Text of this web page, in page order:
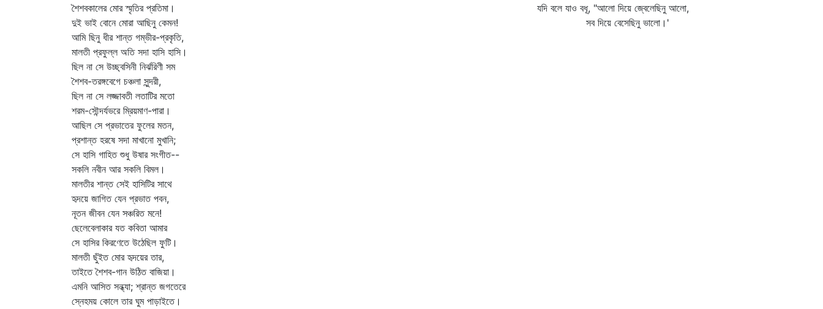
শৈশবকালের মোর স্মৃতির প্রতিমা।
দুই ভাই বোনে মোরা আছিনু কেমন!
আমি ছিনু ধীর শান্ত গম্ভীর-প্রকৃতি,
মালতী প্রফুল্ল অতি সদা হাসি হাসি।
ছিল না সে উচ্ছ্বসিনী নির্ঝরিণী সম
শৈশব-তরঙ্গবেগে চঞ্চলা সুন্দরী,
ছিল না সে লজ্জাবতী লতাটির মতো
শরম-সৌন্দর্যভরে ম্রিয়মাণ-পারা।
আছিল সে প্রভাতের ফুলের মতন,
প্রশান্ত হরষে সদা মাখানো মুখানি;
সে হাসি গাহিত শুধু উষার সংগীত--
সকলি নবীন আর সকলি বিমল।
মালতীর শান্ত সেই হাসিটির সাথে
হৃদয়ে জাগিত যেন প্রভাত পবন,
নূতন জীবন যেন সঞ্চরিত মনে!
ছেলেবেলাকার যত কবিতা আমার
সে হাসির কিরণেতে উঠেছিল ফুটি।
মালতী ছুঁইত মোর হৃদয়ের তার,
তাইতে শৈশব-গান উঠিত বাজিয়া।
এমনি আসিত সন্ধ্যা; শ্রান্ত জগতেরে
স্নেহময় কোলে তার ঘুম পাড়াইতে।
যদি বলে যাও বধূ, "আলো দিয়ে জ্বেলেছিনু আলো,
সব দিয়ে বেসেছিনু ভালো।'